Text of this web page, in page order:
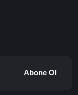
Abone Ol